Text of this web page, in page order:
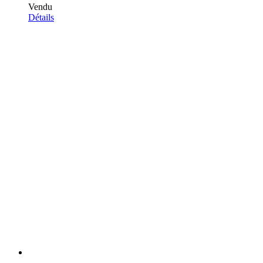
Vendu
Détails